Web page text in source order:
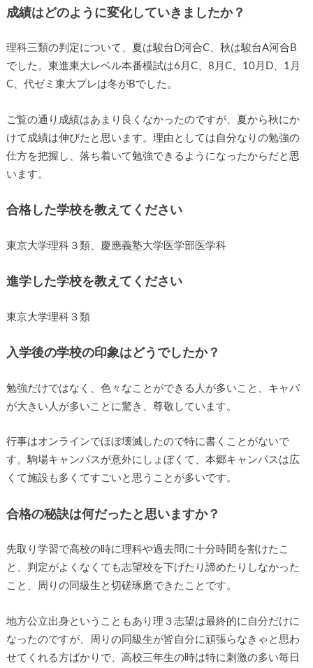
成績はどのように変化していきましたか？
理科三類の判定について、夏は駿台D河合C、秋は駿台A河合B
でした。東進東大レベル本番模試は6月C、8月C、10月D、1月
C、代ゼミ東大プレは冬がBでした。
ご覧の通り成績はあまり良くなかったのですが、夏から秋にか
けて成績は伸びたと思います。理由としては自分なりの勉強の
仕方を把握し、落ち着いて勉強できるようになったからだと思
います。
合格した学校を教えてください
東京大学理科３類、慶應義塾大学医学部医学科
進学した学校を教えてください
東京大学理科３類
入学後の学校の印象はどうでしたか？
勉強だけではなく、色々なことができる人が多いこと、キャパ
が大きい人が多いことに驚き、尊敬しています。
行事はオンラインでほぼ壊滅したので特に書くことがないで
す。駒場キャンパスが意外にしょぼくて、本郷キャンパスは広
くて施設も多くてすごいと思うことが多いです。
合格の秘訣は何だったと思いますか？
先取り学習で高校の時に理科や過去問に十分時間を割けたこ
と、判定がよくなくても志望校を下げたり諦めたりしなかった
こと、周りの同級生と切磋琢磨できたことです。
地方公立出身ということもあり理３志望は最終的に自分だけに
なったのですが、周りの同級生が皆自分に頑張らなきゃと思わ
せてくれる方ばかりで、高校三年生の時は特に刺激の多い毎日